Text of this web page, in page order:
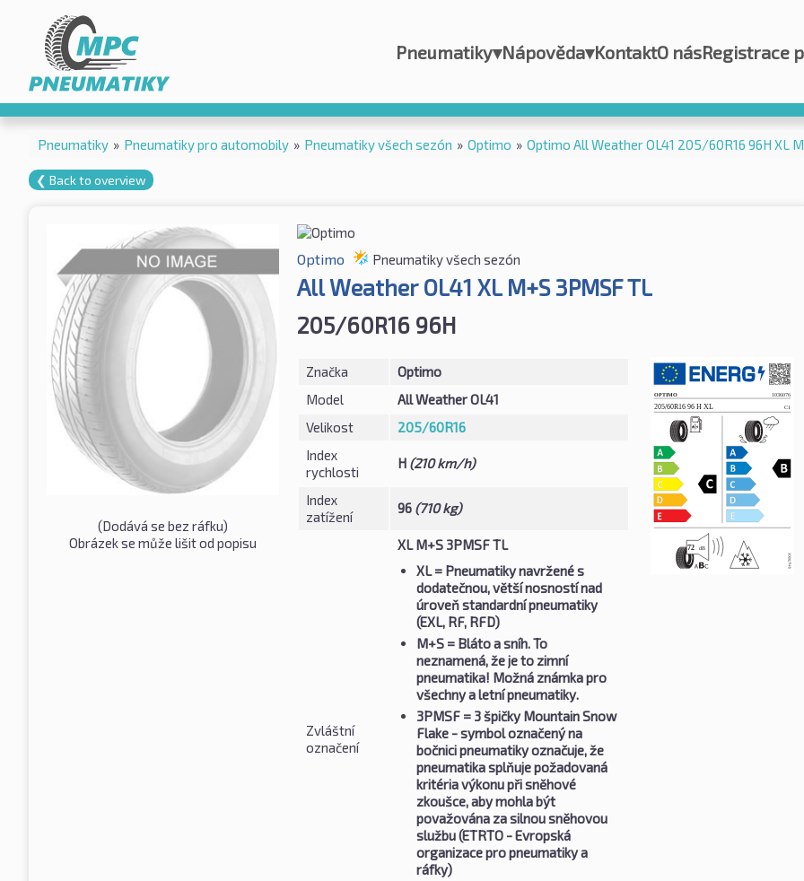
Pneumatiky▾Nápověda▾KontaktO násRegistrace
Pneumatiky » Pneumatiky pro automobily » Pneumatiky všech sezón » Optimo » Optimo All Weather OL41 205/60R16 96H XL
❮ Back to overview
(Dodává se bez ráfku)
Obrázek se může lišit od popisu
Optimo Pneumatiky všech sezón
All Weather OL41 XL M+S 3PMSF TL
205/60R16 96H
Značka
Optimo
Model
All Weather OL41
Velikost
205/60R16
Index
rychlosti
H (210 km/h)
Index
zatížení
96 (710 kg)
Zvláštní
označení
XL M+S 3PMSF TL
XL= Pneumatiky navržené s
dodatečnou, větší nosností nad
úroveň standardní pneumatiky
(EXL, RF, RFD)
M+S= Bláto a sníh. To
neznamená, že je to zimní
pneumatika! Možná známka pro
všechny a letní pneumatiky.
3PMSF= 3 špičky Mountain Snow
Flake - symbol označený na
bočnici pneumatiky označuje, že
pneumatika splňuje požadovaná
kritéria výkonu při sněhové
zkoušce, aby mohla být
považována za silnou sněhovou
službu (ETRTO - Evropská
organizace pro pneumatiky a
ráfky)